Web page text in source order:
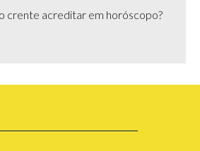
crente acreditar em horóscopo?